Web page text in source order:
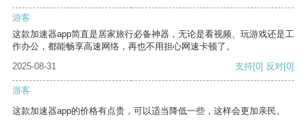
游客
这款加速器app简直是居家旅行必备神器，无论是看视频、玩游戏还是工
作办公，都能畅享高速网络，再也不用担心网速卡顿了。
2025-08-31
支持[0] 反对[0]
游客
这款加速器app的价格有点贵，可以适当降低一些，这样会更加亲民。